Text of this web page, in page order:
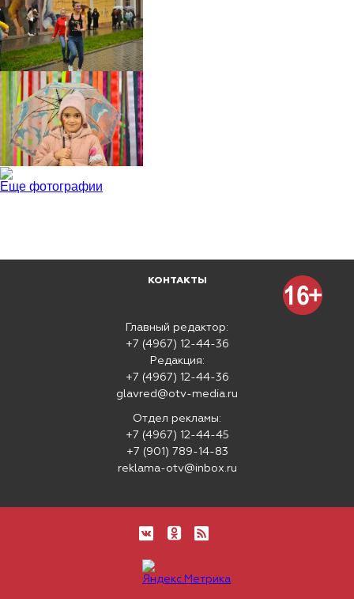
Еще фотографии
КОНТАКТЫ
Главный редактор:
+7 (4967) 12-44-36
Редакция:
+7 (4967) 12-44-36
glavred@otv-media.ru
Отдел рекламы:
+7 (4967) 12-44-45
+7 (901) 789-14-83
reklama-otv@inbox.ru